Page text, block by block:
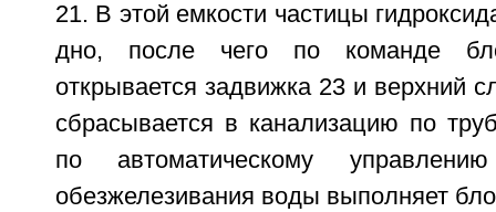
21. В этой емкости частицы
дно, после чего по команде
открывается задвижка 23 и верхний
сбрасывается в канализацию по
по автоматическому
обезжелезивания воды выполняет